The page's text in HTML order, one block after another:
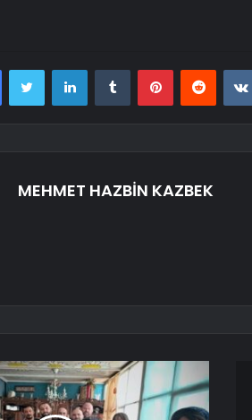
FacebookTwitter LinkedInTumblr PinterestReddit
MEHMET HAZBİN KAZBEK